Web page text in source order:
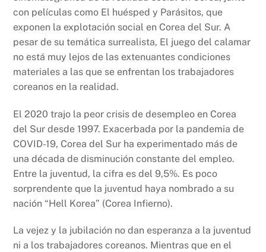
con películas como El huésped y Parásitos, que
exponen la explotación social en Corea del Sur. A
pesar de su temática surrealista, El juego del calamar
no está muy lejos de las extenuantes condiciones
materiales a las que se enfrentan los trabajadores
coreanos en la realidad.
El 2020 trajo la peor crisis de desempleo en Corea
del Sur desde 1997. Exacerbada por la pandemia de
COVID-19, Corea del Sur ha experimentado más de
una década de disminución constante del empleo.
Entre la juventud, la cifra es del 9,5%. Es poco
sorprendente que la juventud haya nombrado a su
nación “Hell Korea” (Corea Infierno).
La vejez y la jubilación no dan esperanza a la juventud
ni a los trabajadores coreanos. Mientras que en el